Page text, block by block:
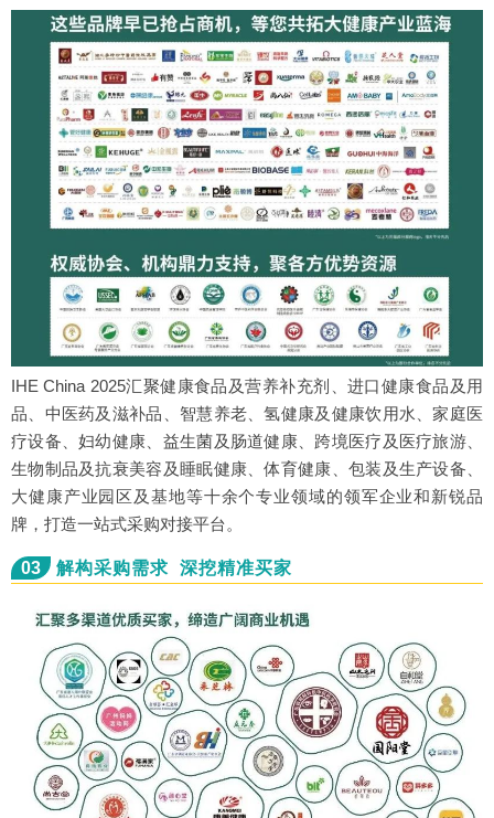
IHE China 2025汇聚健康食品及营养补充剂、进口健康食品及用
品、中医药及滋补品、智慧养老、氢健康及健康饮用水、家庭医
疗设备、妇幼健康、益生菌及肠道健康、跨境医疗及医疗旅游、
生物制品及抗衰美容及睡眠健康、体育健康、包装及生产设备、
大健康产业园区及基地等十余个专业领域的领军企业和新锐品
牌，打造一站式采购对接平台。
03 解构采购需求 深挖精准买家